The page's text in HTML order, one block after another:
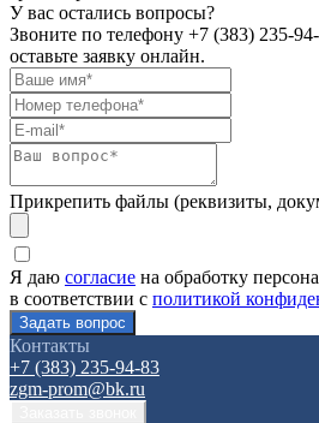
У вас остались вопросы?
Звоните по телефону +7 (383) 235-
оставьте заявку онлайн.
Прикрепить файлы (реквизиты,
Я даю согласие на обработку
в соответствии с политикой
Контакты
+7 (383) 235-94-83
zgm-prom@bk.ru